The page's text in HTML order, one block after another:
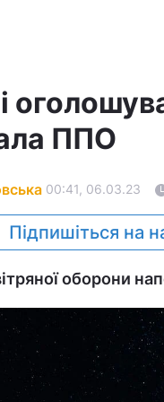
ППО
00:41, 06.03.23
Підпишіться на
оборони